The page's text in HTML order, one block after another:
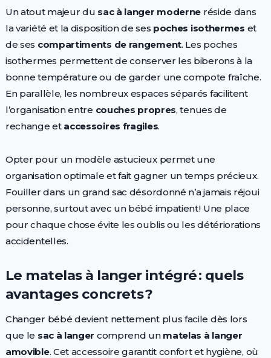
Un atout majeur du sac à langer moderne réside dans
la variété et la disposition de ses poches isothermes et
de ses compartiments de rangement. Les poches
isothermes permettent de conserver les biberons à la
bonne température ou de garder une compote fraîche.
En parallèle, les nombreux espaces séparés facilitent
l’organisation entre couches propres, tenues de
rechange et accessoires fragiles.
Opter pour un modèle astucieux permet une
organisation optimale et fait gagner un temps précieux.
Fouiller dans un grand sac désordonné n’a jamais réjoui
personne, surtout avec un bébé impatient ! Une place
pour chaque chose évite les oublis ou les détériorations
accidentelles.
Le matelas à langer intégré : quels
avantages concrets ?
Changer bébé devient nettement plus facile dès lors
que le sac à langer comprend un matelas à langer
amovible. Cet accessoire garantit confort et hygiène, où